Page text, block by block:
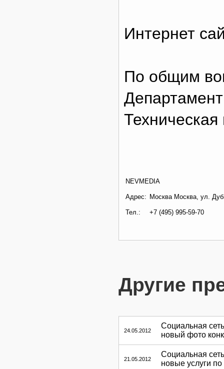
Интернет
По общим
NEVMEDIA
Адрес: Москва Москва, ул.
Тел.: +7 (495) 995-59-70
Другие
24.05.2012
Социальная
новый фото
21.05.2012
Социальная
новые услуги